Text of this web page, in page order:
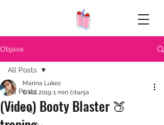
Objava
All Posts
Trening
All Posts
(Video) Booty Blaster 🍑
Marina Lukez
6. kol 2019.1 min čitanja